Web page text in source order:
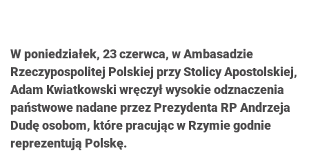
W poniedziałek, 23 czerwca, w Ambasadzie
Rzeczypospolitej Polskiej przy Stolicy Apostolskiej,
Adam Kwiatkowski wręczył wysokie odznaczenia
państwowe nadane przez Prezydenta RP Andrzeja
Dudę osobom, które pracując w Rzymie godnie
reprezentują Polskę.